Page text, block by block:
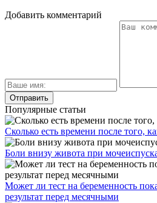
Добавить комментарий
Популярные статьи
Сколько есть времени после того,
Боли внизу живота при
Может ли тест на беременность
результат перед месячными